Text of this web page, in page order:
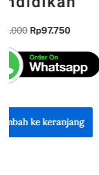
Rp125.000 Rp106.250